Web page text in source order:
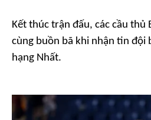
Kết thúc trận đấu, các cầu thủ
cùng buồn bã khi nhận tin đội
hạng Nhất.